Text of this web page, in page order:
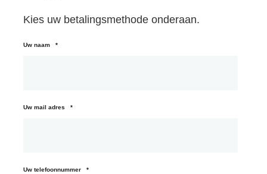
Kies uw betalingsmethode onderaan.
Uw naam *
Uw mail adres *
Uw telefoonnummer *